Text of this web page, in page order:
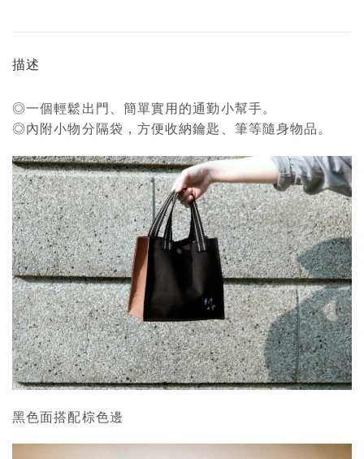
描述
◎一個輕鬆出門、簡單實用的通勤小幫手。
◎內附小物分隔袋，方便收納鑰匙、筆等隨身物品。
黑色面搭配棕色邊